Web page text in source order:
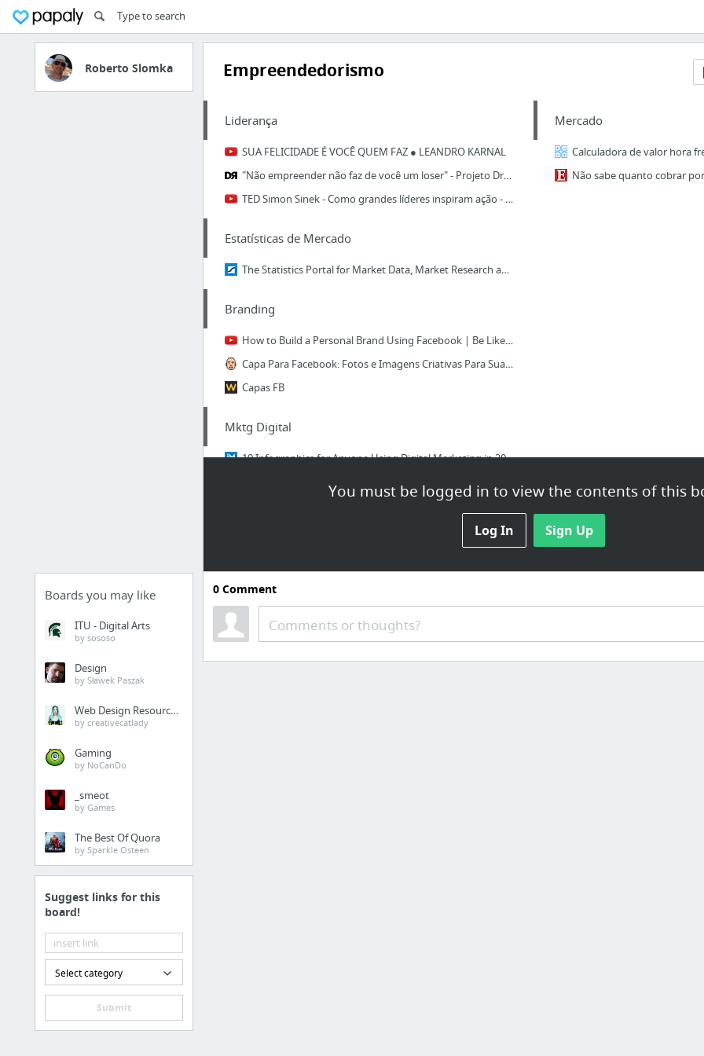
Roberto Slomka
Boards you may like
ITU - Digital Arts
by sososo
Design
by Sławek Paszak
Web Design Resources
by creativecatlady
Gaming
by NoCanDo
_smeot
by Games
The Best Of Quora
by Sparkle Osteen
Suggest links for this
board!
Select category
Submit
Empreendedorismo
You must be logged in to view the contents of this
Log In Sign Up
Liderança
SUA FELICIDADE É VOCÊ QUEM FAZ ● LEANDRO KARNAL
"Não empreender não faz de você um loser" - Projeto Draft
TED Simon Sinek - Como grandes líderes inspiram ação - Legendado
Estatísticas de Mercado
The Statistics Portal for Market Data, Market Research and Market StudiesStatista LogoS...
Branding
How to Build a Personal Brand Using Facebook | Be Like Neil Patel, Gary Vaynerchuk or S...
Capa Para Facebook: Fotos e Imagens Criativas Para Sua Pagina
Capas FB
Mktg Digital
19 Infographics for Anyone Using Digital Marketing in 2018
Viver de Blog | Marketing de Conteúdo ao seu alcance
10 soluções dos Correios essenciais para quem vende pela internet
Mercado
Calculadora de valor hora
Não sabe quanto cobrar
0Comment
Comments or thoughts?